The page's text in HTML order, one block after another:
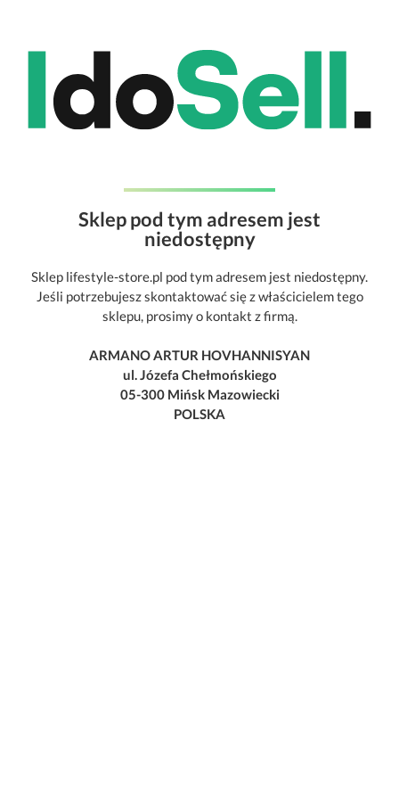
Sklep pod tym adresem jest
niedostępny
Sklep lifestyle-store.pl pod tym adresem jest niedostępny.
Jeśli potrzebujesz skontaktować się z właścicielem tego
sklepu, prosimy o kontakt z firmą.
ARMANO ARTUR HOVHANNISYAN
ul. Józefa Chełmońskiego
05-300 Mińsk Mazowiecki
POLSKA